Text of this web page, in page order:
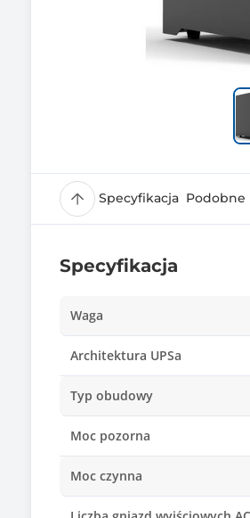
Specyfikacja
Specyfikacja
Waga
Architektura UPSa
Typ obudowy
Moc pozorna
Moc czynna